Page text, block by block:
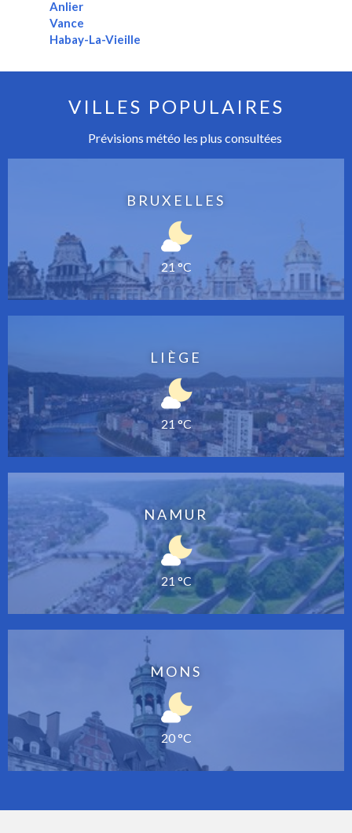
Anlier
Vance
Habay-La-Vieille
VILLES POPULAIRES
Prévisions météo les plus consultées
BRUXELLES
21 °C
LIÈGE
21 °C
NAMUR
21 °C
MONS
20 °C